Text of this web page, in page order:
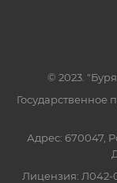
© 2023.
Государственное
Адрес: 670047,
Лицензия: Л042-